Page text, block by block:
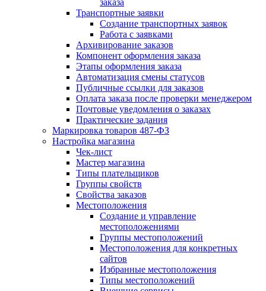
заказа
Транспортные заявки
Создание транспортных заявок
Работа с заявками
Архивирование заказов
Компонент оформления заказа
Этапы оформления заказа
Автоматизация смены статусов
Публичные ссылки для заказов
Оплата заказа после проверки менеджером
Почтовые уведомления о заказах
Практические задания
Маркировка товаров 487-ФЗ
Настройка магазина
Чек-лист
Мастер магазина
Типы плательщиков
Группы свойств
Свойства заказов
Местоположения
Создание и управление
местоположениями
Группы местоположений
Местоположения для конкретных
сайтов
Избранные местоположения
Типы местоположений